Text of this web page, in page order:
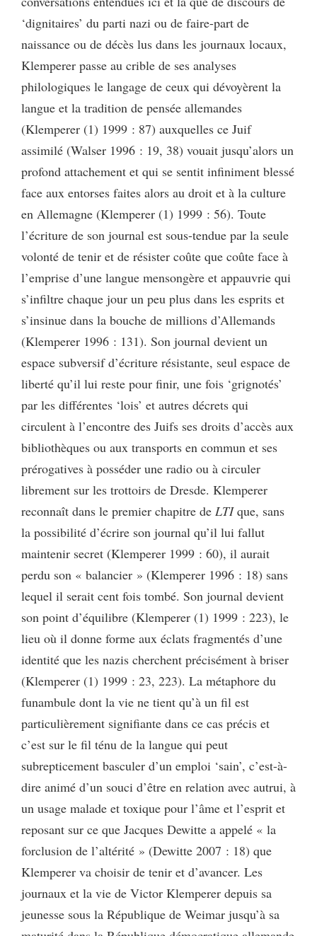
‘dignitaires’ du parti nazi ou de faire-part de
naissance ou de décès lus dans les journaux locaux,
Klemperer passe au crible de ses analyses
philologiques le langage de ceux qui dévoyèrent la
langue et la tradition de pensée allemandes
(Klemperer (1) 1999 : 87) auxquelles ce Juif
assimilé (Walser 1996 : 19, 38) vouait jusqu’alors un
profond attachement et qui se sentit infiniment blessé
face aux entorses faites alors au droit et à la culture
en Allemagne (Klemperer (1) 1999 : 56). Toute
l’écriture de son journal est sous-tendue par la seule
volonté de tenir et de résister coûte que coûte face à
l’emprise d’une langue mensongère et appauvrie qui
s’infiltre chaque jour un peu plus dans les esprits et
s’insinue dans la bouche de millions d’Allemands
(Klemperer 1996 : 131). Son journal devient un
espace subversif d’écriture résistante, seul espace de
liberté qu’il lui reste pour finir, une fois ‘grignotés’
par les différentes ‘lois’ et autres décrets qui
circulent à l’encontre des Juifs ses droits d’accès aux
bibliothèques ou aux transports en commun et ses
prérogatives à posséder une radio ou à circuler
librement sur les trottoirs de Dresde. Klemperer
reconnaît dans le premier chapitre de LTIque, sans
la possibilité d’écrire son journal qu’il lui fallut
maintenir secret (Klemperer 1999 : 60), il aurait
perdu son « balancier » (Klemperer 1996 : 18) sans
lequel il serait cent fois tombé. Son journal devient
son point d’équilibre (Klemperer (1) 1999 : 223), le
lieu où il donne forme aux éclats fragmentés d’une
identité que les nazis cherchent précisément à briser
(Klemperer (1) 1999 : 23, 223). La métaphore du
funambule dont la vie ne tient qu’à un fil est
particulièrement signifiante dans ce cas précis et
c’est sur le fil ténu de la langue qui peut
subrepticement basculer d’un emploi ‘sain’, c’est-à-
dire animé d’un souci d’être en relation avec autrui, à
un usage malade et toxique pour l’âme et l’esprit et
reposant sur ce que Jacques Dewitte a appelé « la
forclusion de l’altérité » (Dewitte 2007 : 18) que
Klemperer va choisir de tenir et d’avancer. Les
journaux et la vie de Victor Klemperer depuis sa
jeunesse sous la République de Weimar jusqu’à sa